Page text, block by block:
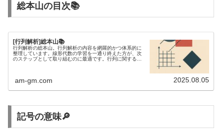
総本山の目次📚
[行列解析]総本山📚
行列解析の総本山。行列解析の内容を網羅的かつ体系的に
整理しています。線形代数の学習を一通り終えた方が、次
のステップとして取り組むのに最適です。行列に関する不
am-gm.com 2025.08.05
記号の意味🔎